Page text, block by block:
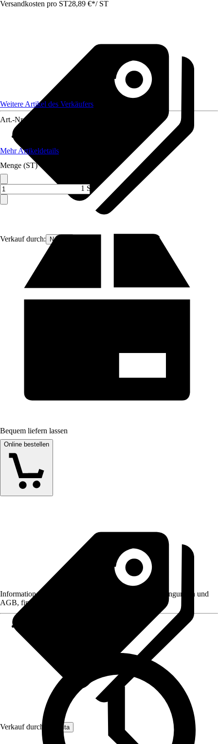
Versandkosten pro ST28,89 €*/ ST
Verkauf durch: Nomita
Weitere Artikel des Verkäufers
Art.-Nr.
Mehr Artikeldetails
Menge (ST)
1 ST
Bequem liefern lassen
Online bestellen
Verkauf durch: Nomita
Informationen des Verkäufers, wie z. B. Rückgabebedingungen und
AGB, finden Sie bei Klick auf den Verkäufernamen.